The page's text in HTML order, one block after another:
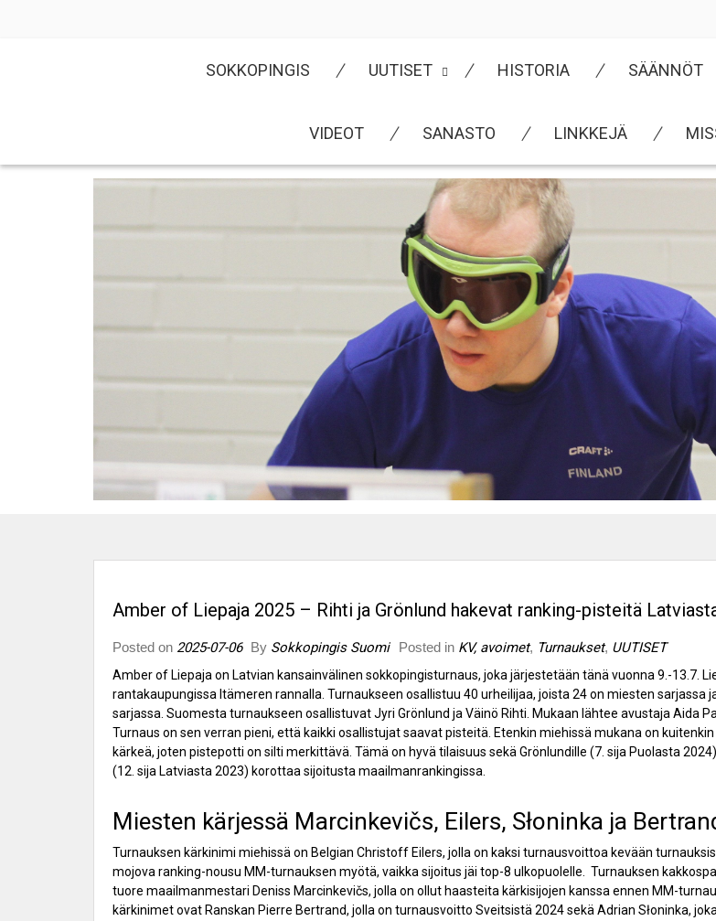
SOKKOPINGIS UUTISET HISTORIA SÄÄNNÖT
VIDEOT SANASTO LINKKEJÄ
Amber of Liepaja 2025 – Rihti ja Grönlund hakevat ranking-pisteitä
Posted on 2025-07-06 By Sokkopingis Suomi Posted in KV, avoimet, Turnaukset, UUTISET
Amber of Liepaja on Latvian kansainvälinen sokkopingisturnaus, joka järjestetään tänä vuonna 9.-13.7.
rantakaupungissa Itämeren rannalla. Turnaukseen osallistuu 40 urheilijaa, joista 24 on miesten sarjassa
sarjassa. Suomesta turnaukseen osallistuvat Jyri Grönlund ja Väinö Rihti. Mukaan lähtee avustaja Aida
Turnaus on sen verran pieni, että kaikki osallistujat saavat pisteitä. Etenkin miehissä mukana on
kärkeä, joten pistepotti on silti merkittävä. Tämä on hyvä tilaisuus sekä Grönlundille (7. sija Puolasta
(12. sija Latviasta 2023) korottaa sijoitusta maailmanrankingissa.
Miesten kärjessä Marcinkevičs, Eilers, Słoninka ja
Turnauksen kärkinimi miehissä on Belgian Christoff Eilers, jolla on kaksi turnausvoittoa kevään
mojova ranking-nousu MM-turnauksen myötä, vaikka sijoitus jäi top-8 ulkopuolelle. Turnauksen
tuore maailmanmestari Deniss Marcinkevičs, jolla on ollut haasteita kärkisijojen kanssa ennen MM-
kärkinimet ovat Ranskan Pierre Bertrand, jolla on turnausvoitto Sveitsistä 2024 sekä Adrian Słoninka,